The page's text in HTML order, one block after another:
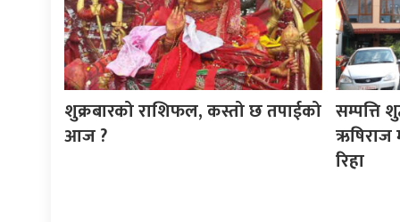
शुक्रबारको राशिफल, कस्तो छ तपाईको
आज ?
सम्पत्ति
ऋषिराज
रिहा